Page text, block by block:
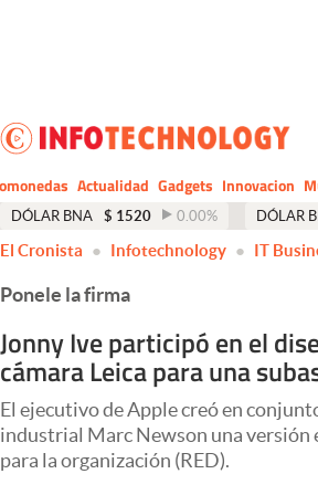
Dólar
Economía y Política
Finanzas y Mercados
Mercados Online
Negocios
Columnistas
Otras secciones
Apertura
Actualidad Gadgets Innovacion
DÓLAR BNA $ 1520 0.00% DÓLAR
El Cronista Infotechnology IT
Ponele la firma
Jonny Ive participó en el
cámara Leica para una
El ejecutivo de Apple creó en
industrial Marc Newson una versión
para la organización (RED).